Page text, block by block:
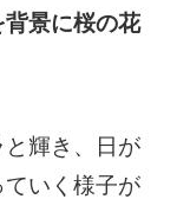
背景に桜の花
輝き、日が
いく様子が